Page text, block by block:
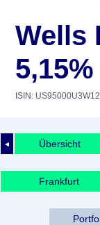
Wells
ISIN: US95000U3W12
◄ Übersicht
Frankfurt